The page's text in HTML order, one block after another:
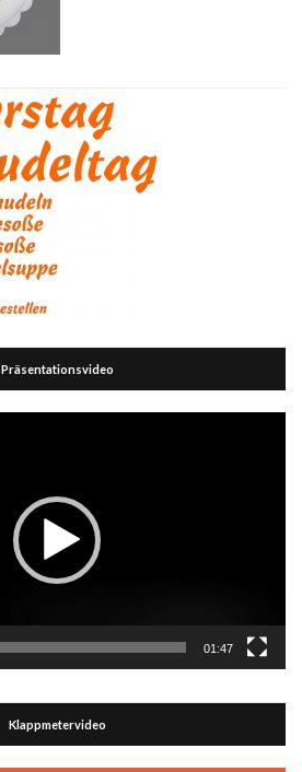
Präsentationsvideo
01:47
Klappmetervideo